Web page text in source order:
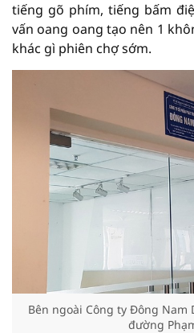
tiếng gõ phím, tiếng bấm
vấn oang oang tạo nên 1
khác gì phiên chợ sớm.
Bên ngoài Công ty Đông Nam
đường